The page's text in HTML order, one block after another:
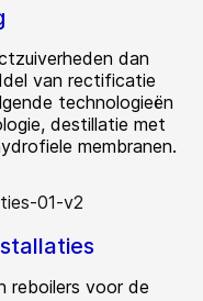
dan
van rectificatie
technologieën
destillatie met
membranen.
reboilers voor de